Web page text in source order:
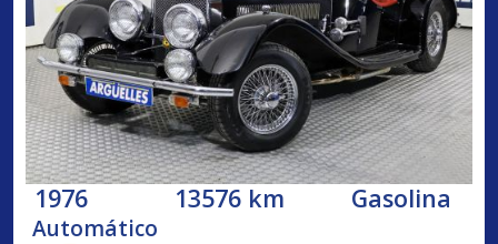
1976 13576 km Gasolina
Automático